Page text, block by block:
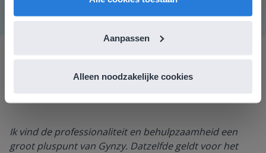
Aanpassen
Alleen noodzakelijke cookies
Ik vind de professionaliteit en behulpzaamheid een
groot pluspunt van Gynzy. Datzelfde geldt voor het